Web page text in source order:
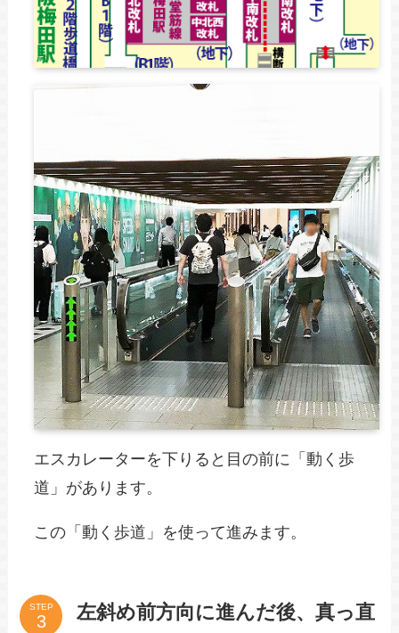
エスカレーターを下りると目の前に「動く歩
道」があります。
この「動く歩道」を使って進みます。
STEP 左斜め前方向に進んだ後、真っ直